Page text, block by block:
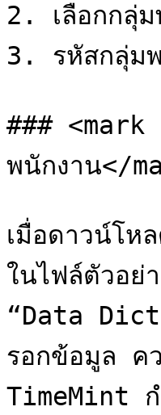
2. เลือกกลุ่ม
3. รหัสกลุ่ม
### <mark
พนักงาน</
เมื่อดาวน์โห
ในไฟล์ตัวอย่
“Data
รอกข้อมูล ค
TimeMint